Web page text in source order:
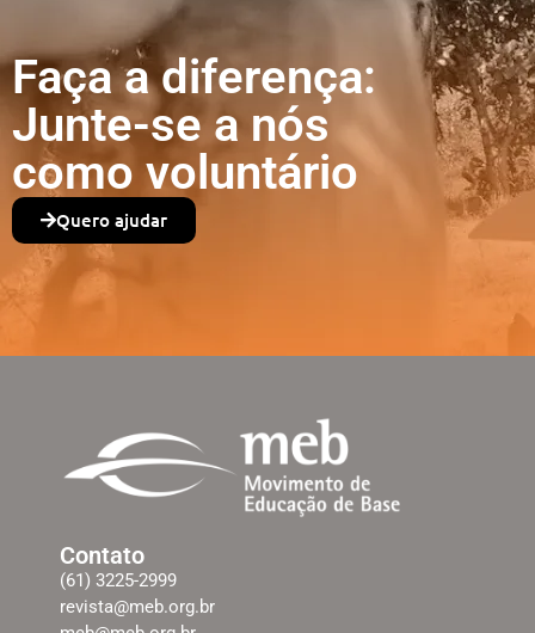
Faça a diferença:
Junte-se a nós
como voluntário
Quero ajudar
Contato
(61) 3225-2999
revista@meb.org.br